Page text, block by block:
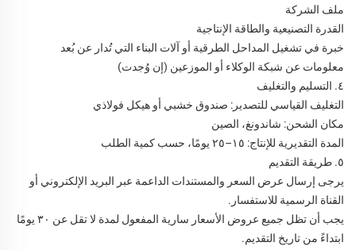
ملف الشركة
القدرة التصنيعية والطاقة الإنتاجية
خبرة في تشغيل المداحل الطرقية أو آلات البناء التي تُدار عن بُعد
معلومات عن شبكة الوكلاء أو الموزعين (إن وُجدت)
٤. التسليم والتغليف
التغليف القياسي للتصدير: صندوق خشبي أو هيكل فولاذي
مكان الشحن: شاندونغ، الصين
المدة التقديرية للإنتاج: ١٥–٢٥ يومًا، حسب كمية الطلب
٥. طريقة التقديم
يرجى إرسال عرض السعر والمستندات الداعمة عبر البريد الإلكتروني أو
القناة الرسمية للاستفسار.
يجب أن تظل جميع عروض الأسعار سارية المفعول لمدة لا تقل عن ٣٠ يومًا
ابتداءً من تاريخ التقديم.